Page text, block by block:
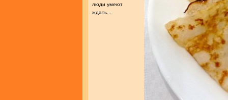
люди умеют
ждать...